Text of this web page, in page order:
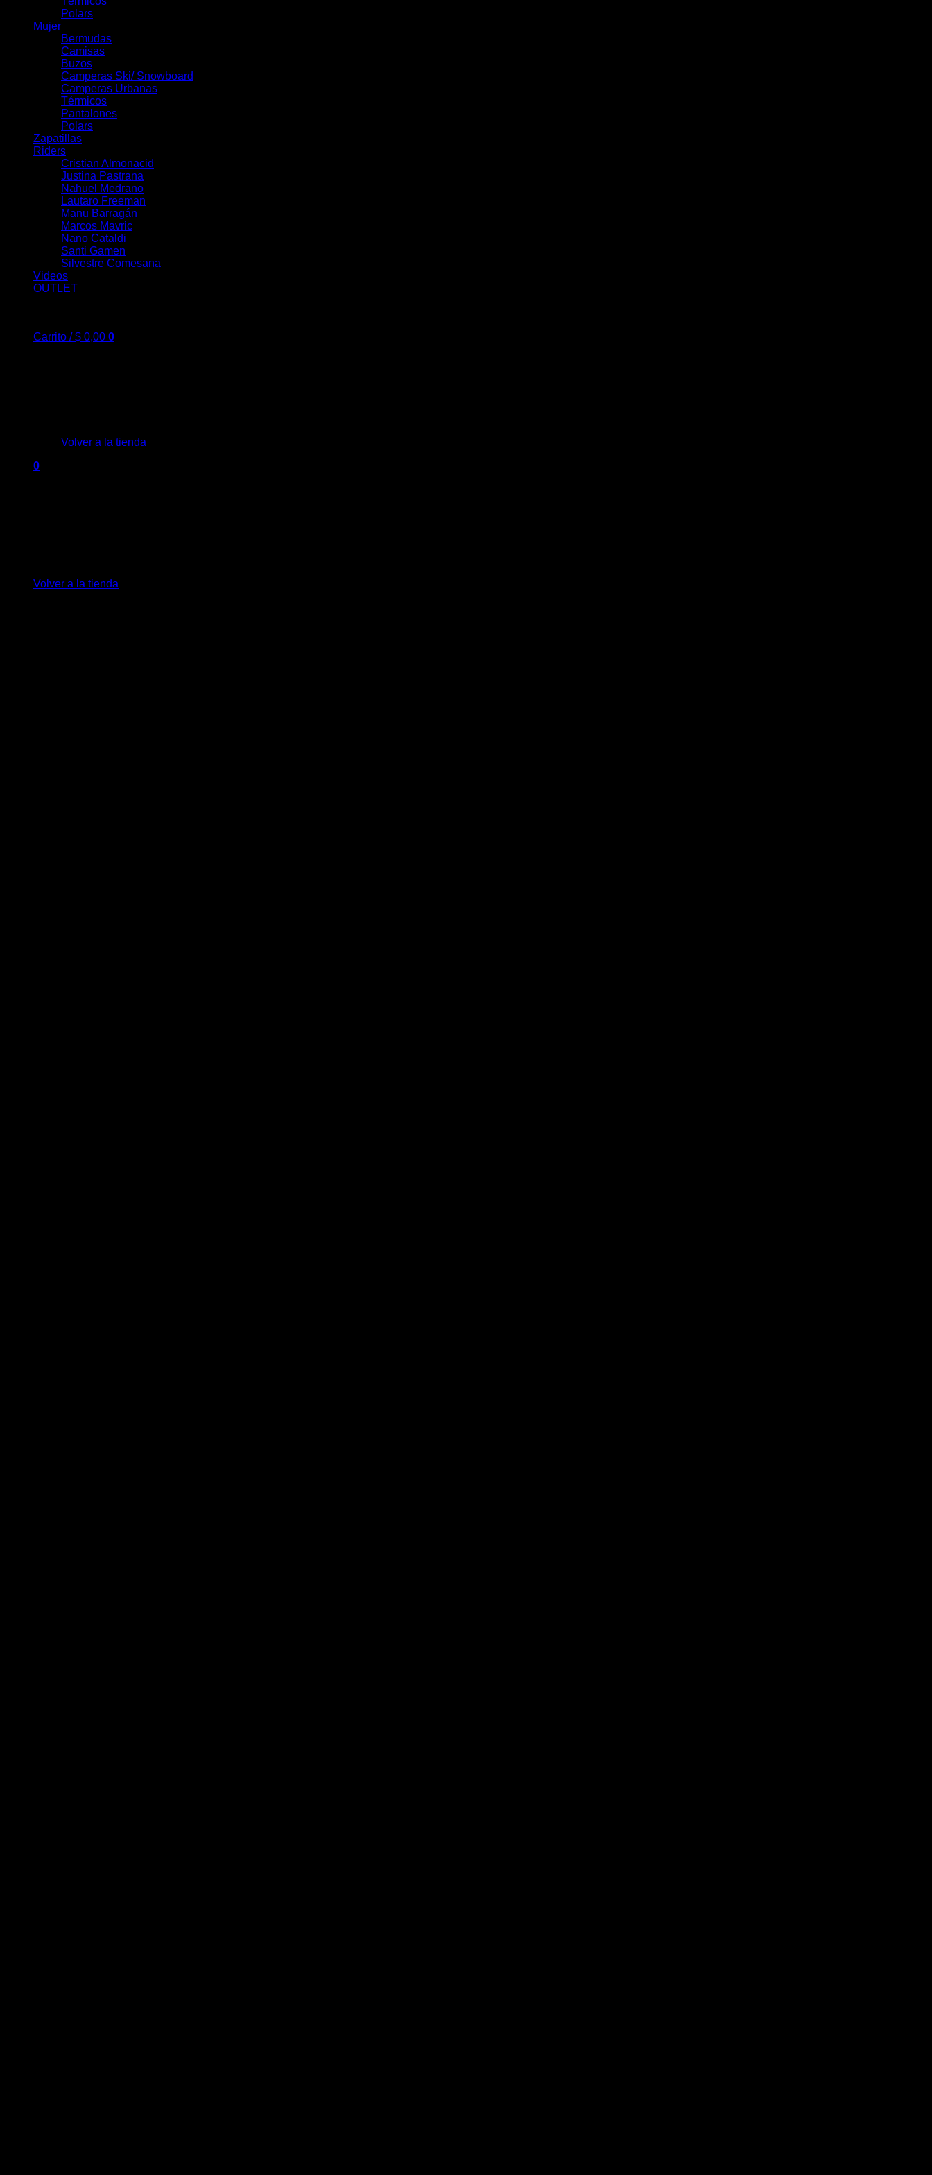
Polars
Mujer
Bermudas
Camisas
Buzos
Camperas Ski/ Snowboard
Camperas Urbanas
Térmicos
Pantalones
Polars
Zapatillas
Riders
Cristian Almonacid
Justina Pastrana
Nahuel Medrano
Lautaro Freeman
Manu Barragán
Marcos Mavric
Nano Cataldi
Santi Gamen
Silvestre Comesana
Videos
OUTLET
Carrito /$ 0,00 0
Volver a la tienda
0
Volver a la tienda